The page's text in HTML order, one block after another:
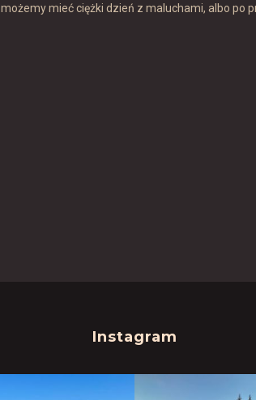
możemy mieć ciężki dzień z maluchami, albo po
Instagram